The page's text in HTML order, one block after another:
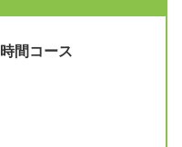
間コース